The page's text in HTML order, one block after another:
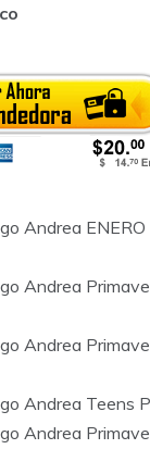
Andrea
Andrea
Andrea
Andrea Teens
Andrea